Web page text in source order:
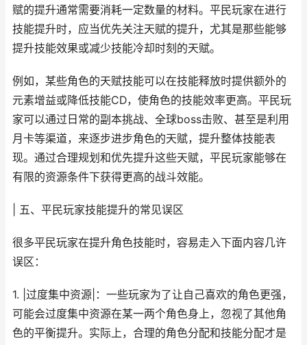
赋的提升通常需要消耗一定数量的材料。平民玩家在进行
技能提升时，应当优先关注天赋的提升，尤其是那些能够
提升技能效果或减少技能冷却时刻的天赋。
例如，某些角色的天赋技能可以在技能释放时提供额外的
元素增益或降低技能CD，使角色的技能效率更高。平民玩
家可以通过日常的副本挑战、全球boss击败、甚至是利用
月卡等渠道，来逐步进步角色的天赋，提升整体技能表
现。通过合理规划和优先提升这些天赋，平民玩家能够在
有限的资源条件下获得更高的战斗效能。
| 五、平民玩家技能提升的常见误区
很多平民玩家在提升角色技能时，容易走入下面内容几许
误区：
1. |过度集中资源|：一些玩家为了让自己喜欢的角色更强，
可能会过度集中资源在某一两个角色身上，忽视了其他角
色的平衡提升。实际上，合理的角色分配和技能分配才是